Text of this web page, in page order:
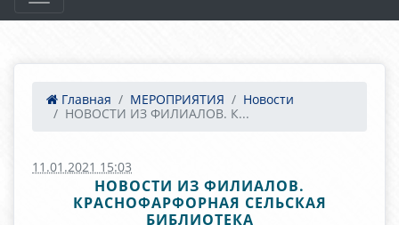
Главная МЕРОПРИЯТИЯ
Новости
НОВОСТИ ИЗ ФИЛИАЛОВ. К...
11.01.2021 15:03
НОВОСТИ ИЗ ФИЛИАЛОВ.
КРАСНОФАРФОРНАЯ СЕЛЬСКАЯ
БИБЛИОТЕКА